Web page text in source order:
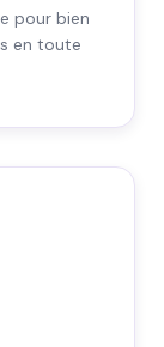
pour bien
en toute